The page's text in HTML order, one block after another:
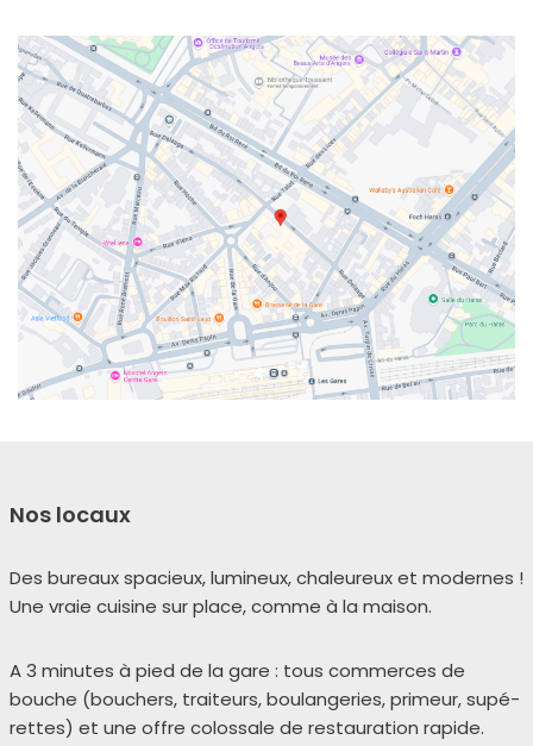
Nos locaux
Des bureaux spa­cieux, lumi­neux, cha­leu­reux et modernes !
Une vraie cui­sine sur place, comme à la mai­son.
A 3 minutes à pied de la gare : tous com­merces de
bouche (bou­chers, trai­teurs, bou­lan­ge­ries, pri­meur, supé­
rettes) et une offre colos­sale de res­tau­ra­tion rapide.